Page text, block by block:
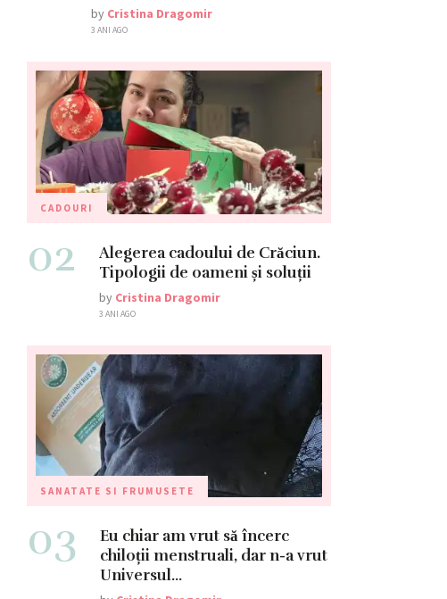
by Cristina Dragomir
3 ANI AGO
CADOURI
02
Alegerea cadoului de Crăciun.
Tipologii de oameni și soluții
by Cristina Dragomir
3 ANI AGO
SANATATE SI FRUMUSETE
03
Eu chiar am vrut să încerc
chiloții menstruali, dar n-a vrut
Universul…